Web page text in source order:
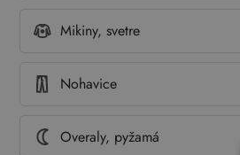
Mikiny, svetre
Nohavice
Overaly, pyžamá